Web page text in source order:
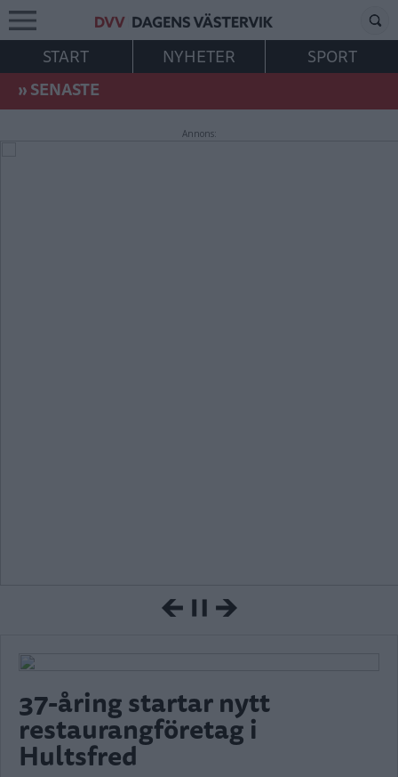
START NYHETER
SPORT
»SENASTE
Annons:
37-åring startar nytt
restaurangföretag i
Hultsfred